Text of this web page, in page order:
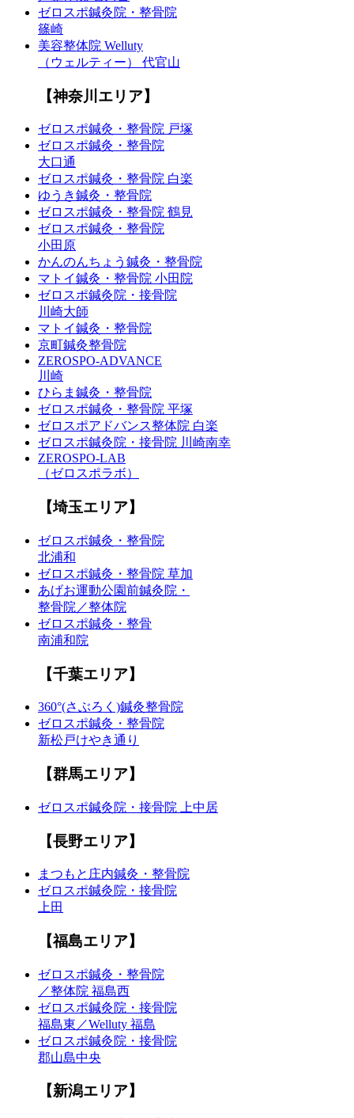
ゼロスポ鍼灸院・整骨院
篠崎
美容整体院 Welluty
（ウェルティー） 代官山
【神奈川エリア】
ゼロスポ鍼灸・整骨院 戸塚
ゼロスポ鍼灸・整骨院
大口通
ゼロスポ鍼灸・整骨院 白楽
ゆうき鍼灸・整骨院
ゼロスポ鍼灸・整骨院 鶴見
ゼロスポ鍼灸・整骨院
小田原
かんのんちょう鍼灸・整骨院
マトイ鍼灸・整骨院 小田院
ゼロスポ鍼灸院・接骨院
川崎大師
マトイ鍼灸・整骨院
京町鍼灸整骨院
ZEROSPO-ADVANCE
川崎
ひらま鍼灸・整骨院
ゼロスポ鍼灸・整骨院 平塚
ゼロスポアドバンス整体院 白楽
ゼロスポ鍼灸院・接骨院 川崎南幸
ZEROSPO-LAB
（ゼロスポラボ）
【埼玉エリア】
ゼロスポ鍼灸・整骨院
北浦和
ゼロスポ鍼灸・整骨院 草加
あげお運動公園前鍼灸院・
整骨院／整体院
ゼロスポ鍼灸・整骨
南浦和院
【千葉エリア】
360°(さぶろく)鍼灸整骨院
ゼロスポ鍼灸・整骨院
新松戸けやき通り
【群馬エリア】
ゼロスポ鍼灸院・接骨院 上中居
【長野エリア】
まつもと庄内鍼灸・整骨院
ゼロスポ鍼灸院・接骨院
上田
【福島エリア】
ゼロスポ鍼灸・整骨院
／整体院 福島西
ゼロスポ鍼灸院・接骨院
福島東／Welluty 福島
ゼロスポ鍼灸院・接骨院
郡山島中央
【新潟エリア】